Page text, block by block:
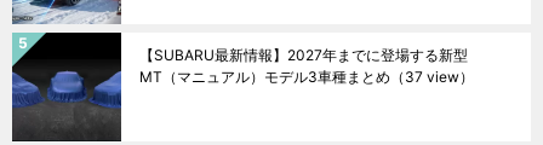
【SUBARU最新情報】2027年までに登場する新型
MT（マニュアル）モデル3車種まとめ （37 view）